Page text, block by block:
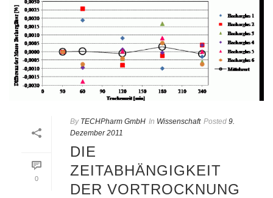
0
By TECHPharm GmbH In Wissenschaft Posted 9.
Dezember 2011
DIE
ZEITABHÄNGIGKEIT
DER VORTROCKNUNG